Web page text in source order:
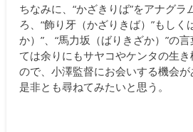
ちなみに、“かざきりば”をアナグラ
ろ、“飾り牙（かざりきば）”もしく
か）”、“馬力坂（ばりきざか）”の
ては余りにもサヤコやケンタの生
ので、小澤監督にお会いする機会
是非とも尋ねてみたいと思う。